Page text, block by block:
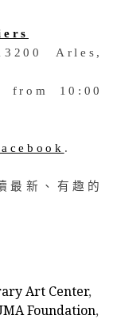
Arles,
from 10:00
.
最新、有趣的
Art Center,
Foundation,